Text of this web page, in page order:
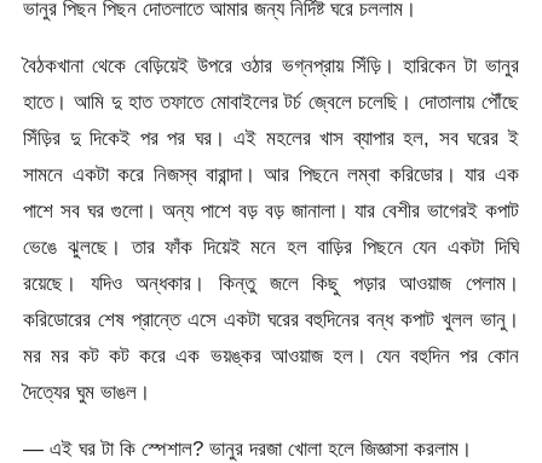
ভানুর পিছন পিছন দোতলাতে আমার জন্য নির্দিষ্ট ঘরে চললাম।
বৈঠকখানা থেকে বেড়িয়েই উপরে ওঠার ভগ্নপ্রায় সিঁড়ি। হারিকেন টা ভানুর
হাতে। আমি দু হাত তফাতে মোবাইলের টর্চ জ্বেলে চলেছি। দোতালায় পৌঁছে
সিঁড়ির দু দিকেই পর পর ঘর। এই মহলের খাস ব্যাপার হল, সব ঘরের ই
সামনে একটা করে নিজস্ব বারান্দা। আর পিছনে লম্বা করিডোর। যার এক
পাশে সব ঘর গুলো। অন্য পাশে বড় বড় জানালা। যার বেশীর ভাগেরই কপাট
ভেঙে ঝুলছে। তার ফাঁক দিয়েই মনে হল বাড়ির পিছনে যেন একটা দিঘি
রয়েছে। যদিও অন্ধকার। কিন্তু জলে কিছু পড়ার আওয়াজ পেলাম।
করিডোরের শেষ প্রান্তে এসে একটা ঘরের বহুদিনের বন্ধ কপাট খুলল ভানু।
মর মর কট কট করে এক ভয়ঙ্কর আওয়াজ হল। যেন বহুদিন পর কোন
দৈত্যের ঘুম ভাঙল।
— এই ঘর টা কি স্পেশাল? ভানুর দরজা খোলা হলে জিজ্ঞাসা করলাম।